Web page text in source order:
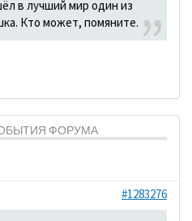
в лучший мир один из
Кто может, помяните.
ФОРУМА
#1283276